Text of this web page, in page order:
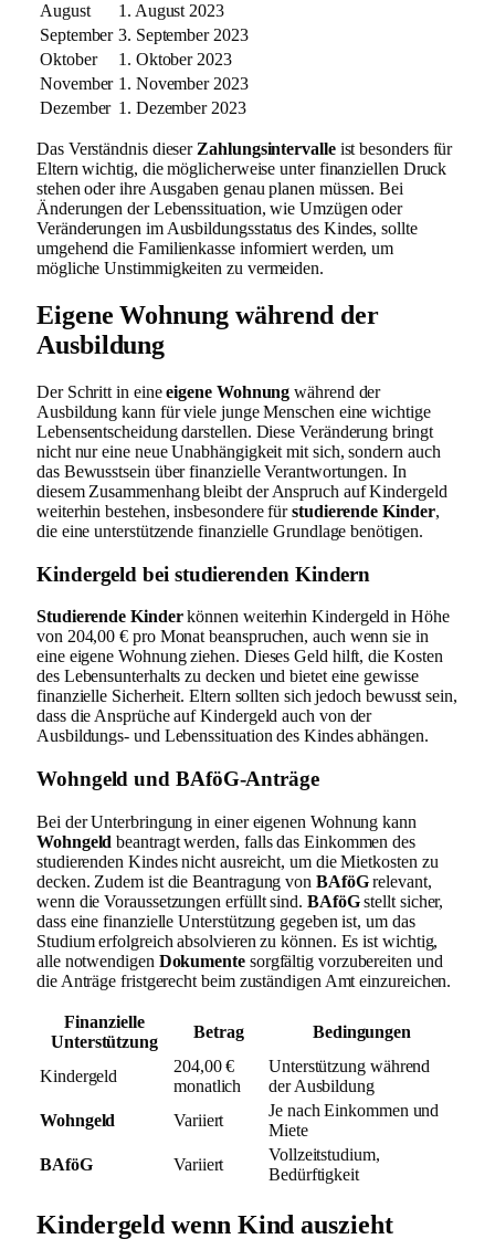
August
1. August 2023
September 3. September 2023
Oktober
1. Oktober 2023
November 1. November 2023
Dezember 1. Dezember 2023
Das Verständnis dieser Zahlungsintervalleist besonders für
Eltern wichtig, die möglicherweise unter finanziellen Druck
stehen oder ihre Ausgaben genau planen müssen. Bei
Änderungen der Lebenssituation, wie Umzügen oder
Veränderungen im Ausbildungsstatus des Kindes, sollte
umgehend die Familienkasse informiert werden, um
mögliche Unstimmigkeiten zu vermeiden.
Eigene Wohnung während der
Ausbildung
Der Schritt in eineeigene Wohnung während der
Ausbildung kann für viele junge Menschen eine wichtige
Lebensentscheidung darstellen. Diese Veränderung bringt
nicht nur eine neue Unabhängigkeit mit sich, sondern auch
das Bewusstsein über finanzielle Verantwortungen. In
diesem Zusammenhang bleibt der Anspruch auf Kindergeld
weiterhin bestehen, insbesondere fürstudierende Kinder,
die eine unterstützende finanzielle Grundlage benötigen.
Kindergeld bei studierenden Kindern
Studierende Kinderkönnen weiterhin Kindergeld in Höhe
von 204,00 € pro Monat beanspruchen, auch wenn sie in
eine eigene Wohnung ziehen. Dieses Geld hilft, die Kosten
des Lebensunterhalts zu decken und bietet eine gewisse
finanzielle Sicherheit. Eltern sollten sich jedoch bewusst sein,
dass die Ansprüche auf Kindergeld auch von der
Ausbildungs- und Lebenssituation des Kindes abhängen.
Wohngeld und BAföG-Anträge
Bei der Unterbringung in einer eigenen Wohnung kann
Wohngeld beantragt werden, falls das Einkommen des
studierenden Kindes nicht ausreicht, um die Mietkosten zu
decken. Zudem ist die Beantragung von BAföGrelevant,
wenn die Voraussetzungen erfüllt sind. BAföGstellt sicher,
dass eine finanzielle Unterstützung gegeben ist, um das
Studium erfolgreich absolvieren zu können. Es ist wichtig,
alle notwendigen Dokumentesorgfältig vorzubereiten und
die Anträge fristgerecht beim zuständigen Amt einzureichen.
Finanzielle
Unterstützung
Betrag Bedingungen
Kindergeld
204,00 €
monatlich
Unterstützung während
der Ausbildung
Wohngeld
Variiert
Je nach Einkommen und
Miete
BAföG
Variiert
Vollzeitstudium,
Bedürftigkeit
Kindergeld wenn Kind auszieht